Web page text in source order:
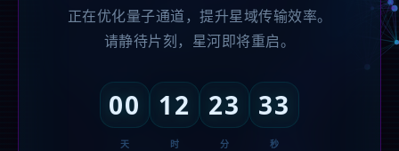
正在优化量子通道，提升星域传输效率。
请静待片刻，星河即将重启。
00
天
12
时
23
分
33
秒